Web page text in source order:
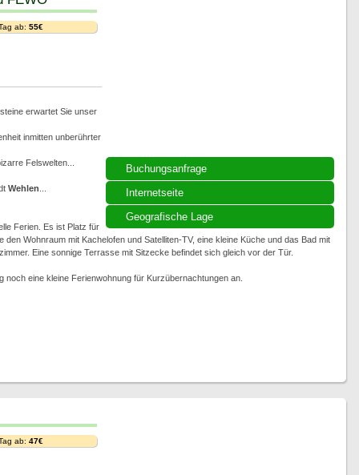
Buchungsanfrage
Internetseite
Geografische Lage
ab: 55€
erwartet Sie unser
inmitten unberührter
Felswelten...
Wehlen
Ferien. Es ist Platz für
Wohnraum mit Kachelofen und Satelliten-TV, eine kleine Küche und das Bad mit
Eine sonnige Terrasse mit Sitzecke befindet sich gleich vor der Tür.
eine kleine Ferienwohnung für Kurzübernachtungen an.
ab: 47€